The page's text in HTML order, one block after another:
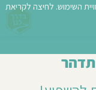
השימוש. לחיצה לקריאת